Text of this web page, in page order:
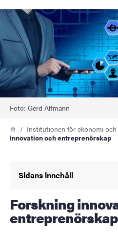
Bild
Foto: Gerd Altmann
Länkstig
HemInstitutionen för ekonomi och
innovation och entreprenörskap
Sidans innehåll
Forskning innovation och
entreprenörskap